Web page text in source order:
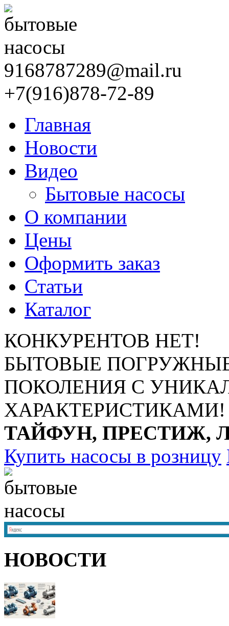
9168787289@mail.ru
+7(916)878-72-89
Главная
Новости
Видео
Бытовые насосы
О компании
Цены
Оформить заказ
Статьи
Каталог
КОНКУРЕНТОВ НЕТ!
БЫТОВЫЕ
ПОКОЛЕНИЯ С
ХАРАКТЕРИСТИКАМИ!
ТАЙФУН, ПРЕСТИЖ,
Купить насосы в розницу
НОВОСТИ